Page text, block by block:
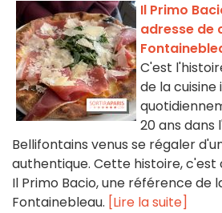
Il Primo
adresse de
C'est
de la cuisine
20 ans dans
Bellifontains venus se régaler
authentique. Cette histoire,
Il Primo Bacio, une référence de
Fontainebleau. [Lire la suite]